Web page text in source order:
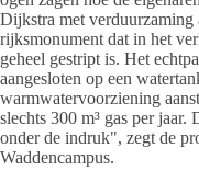
Dijkstra met verduurzaming
rijksmonument dat in het
geheel gestript is. Het
aangesloten op een
warmwatervoorziening
slechts 300 m³ gas per jaar.
onder de indruk", zegt de
Waddencampus.